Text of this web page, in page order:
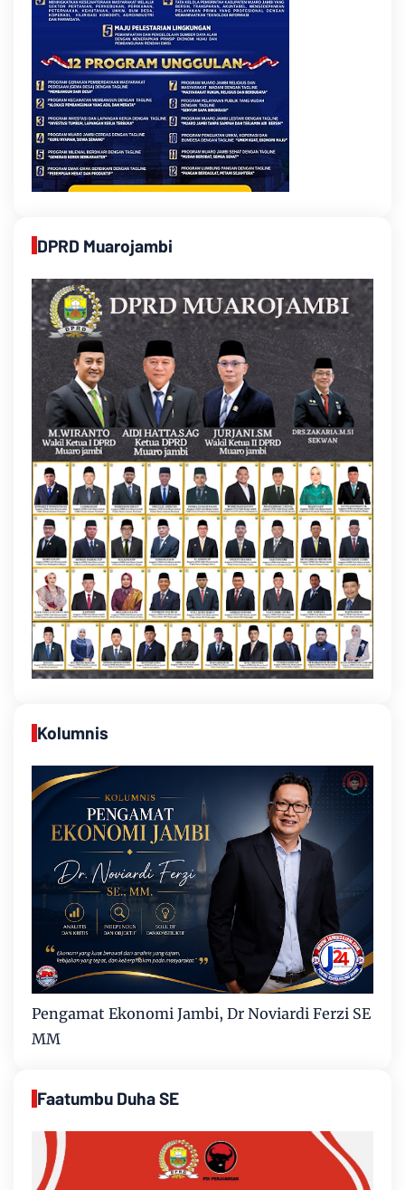
DPRD Muarojambi
Kolumnis
Pengamat Ekonomi Jambi, Dr Noviardi Ferzi SE
MM
Faatumbu Duha SE